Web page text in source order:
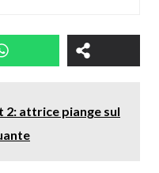
attrice piange sul